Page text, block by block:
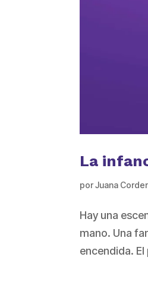
La
porJuana
Hay una
mano. Una
encendida.